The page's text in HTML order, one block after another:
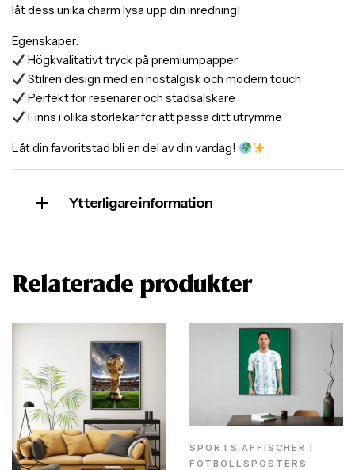
låt dess unika charm lysa upp din inredning!
Egenskaper:
Högkvalitativt tryck på premiumpapper
Stilren design med en nostalgisk och modern touch
Perfekt för resenärer och stadsälskare
Finns i olika storlekar för att passa ditt utrymme
Låt din favoritstad bli en del av din vardag!
Ytterligare information
Relaterade produkter
SPORTS AFFISCHER |
FOTBOLLSPOSTERS